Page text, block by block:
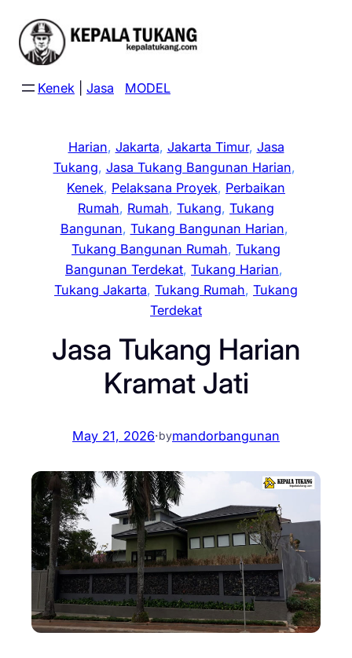
content
Kenek Jasa MODEL
Harian, Jakarta, Jakarta Timur, Jasa
Tukang, Jasa Tukang Bangunan Harian
Kenek, Pelaksana Proyek, Perbaikan
Rumah, Rumah, Tukang, Tukang
Bangunan, Tukang Bangunan Harian
Tukang Bangunan Rumah, Tukang
Bangunan Terdekat, Tukang Harian
Tukang Jakarta, Tukang Rumah, Tukang
Terdekat
Jasa Tukang Harian
Kramat Jati
May 21, 2026·bymandorbangunan